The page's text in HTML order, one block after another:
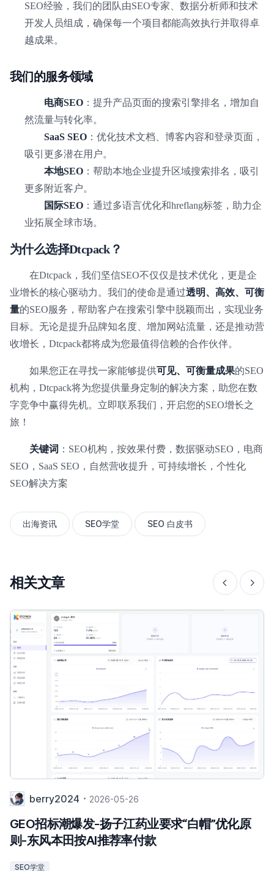
SEO经验，我们的团队由SEO专家、数据分析师和技术
开发人员组成，确保每一个项目都能高效执行并取得卓
越成果。
我们的服务领域
电商SEO ：提升产品页面的搜索引擎排名，增加自
然流量与转化率。
SaaS SEO ：优化技术文档、博客内容和登录页面，
吸引更多潜在用户。
本地SEO ：帮助本地企业提升区域搜索排名，吸引
更多附近客户。
国际SEO ：通过多语言优化和hreflang标签，助力企
业拓展全球市场。
为什么选择Dtcpack？
在Dtcpack，我们坚信SEO不仅仅是技术优化，更是企
业增长的核心驱动力。我们的使命是通过透明、高效、可衡
量的SEO服务，帮助客户在搜索引擎中脱颖而出，实现业务
目标。无论是提升品牌知名度、增加网站流量，还是推动营
收增长，Dtcpack都将成为您最值得信赖的合作伙伴。
如果您正在寻找一家能够提供可见、可衡量成果的SEO
机构，Dtcpack将为您提供量身定制的解决方案，助您在数
字竞争中赢得先机。立即联系我们，开启您的SEO增长之
旅！
关键词 ：SEO机构，按效果付费，数据驱动SEO，电商
SEO，SaaS SEO，自然营收提升，可持续增长，个性化
SEO解决方案
出海资讯 SEO学堂 SEO 白皮书
相关文章
berry2024 2026-05-26
GEO招标潮爆发-扬子江药业要求“白帽”优化原
则-东风本田按AI推荐率付款
SEO学堂